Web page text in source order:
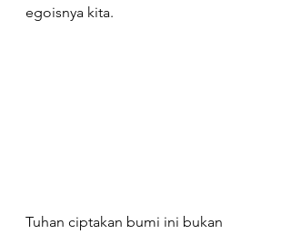
egoisnya kita.
Tuhan ciptakan bumi ini bukan